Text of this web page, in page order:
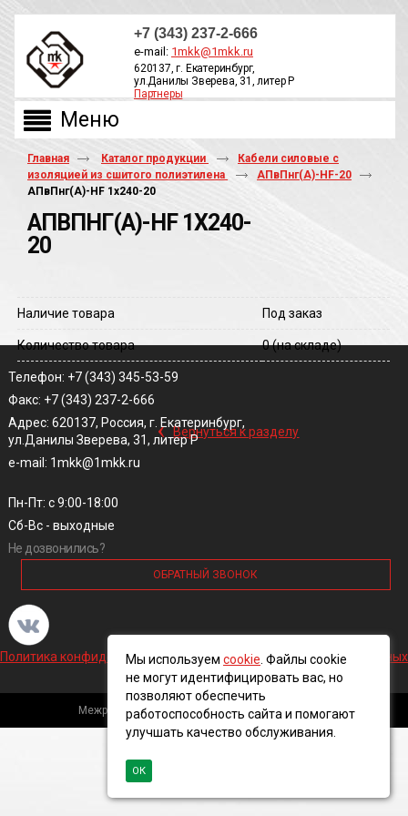
+7 (343) 237-2-666
e-mail: 1mkk@1mkk.ru
620137, г. Екатеринбург,
ул.Данилы Зверева, 31, литер Р
Партнеры
Главная Каталог продукции
Кабели силовые с
изоляцией из сшитого полиэтилена
АПвПнг(А)-HF-20
АПвПнг(A)-HF 1х240-20
АПВПНГ(A)-HF 1Х240-
20
Наличие товара Под заказ
Количество товара 0(на складе)
‹ Вернуться к разделу
Телефон: +7 (343) 345-53-59
Факс: +7 (343) 237-2-666
Адрес: 620137, Россия, г. Екатеринбург,
ул.Данилы Зверева, 31, литер Р
e-mail: 1mkk@1mkk.ru
Пн-Пт: с 9:00-18:00
Сб-Вс - выходные
Не дозвонились?
ОБРАТНЫЙ ЗВОНОК
Политика конфиденциальности и обработки персональных данных
Межрегиональная кабельная компания, 2016 ©
Мы используем cookie . Файлы cookie
не могут идентифицировать вас, но
позволяют обеспечить
работоспособность сайта и помогают
улучшать качество обслуживания.
ОК